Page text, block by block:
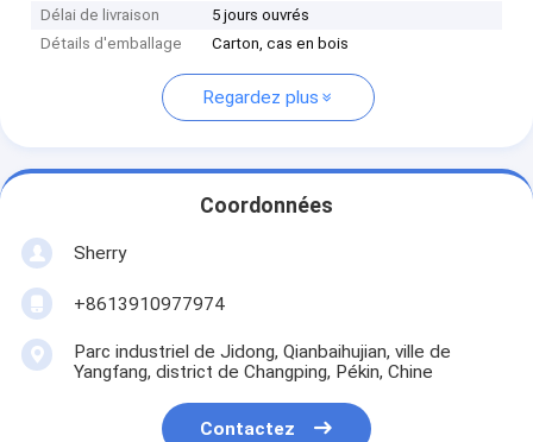
Délai de livraison
5 jours ouvrés
Détails d'emballage
Carton, cas en bois
Regardez plus
Coordonnées
Sherry
+8613910977974
Parc industriel de Jidong, Qianbaihujian, ville de
Yangfang, district de Changping, Pékin, Chine
Contactez